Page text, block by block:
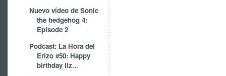
Nuevo vídeo de Sonic
the hedgehog 4:
Episode 2
Podcast: La Hora del
Erizo #50: Happy
birthday Iiz...